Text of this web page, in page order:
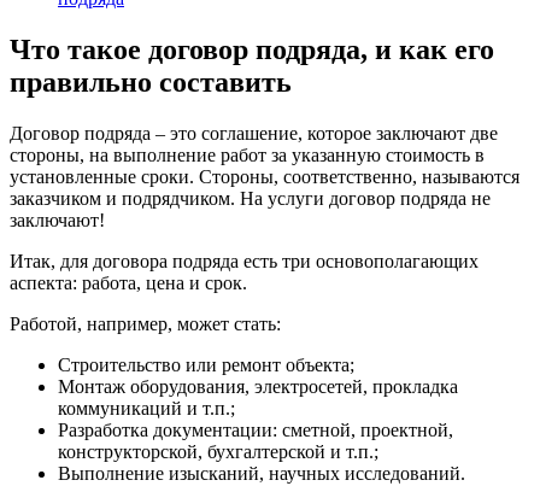
Что такое договор подряда, и как его
правильно составить
Договор подряда – это соглашение, которое заключают две
стороны, на выполнение работ за указанную стоимость в
установленные сроки. Стороны, соответственно, называются
заказчиком и подрядчиком. На услуги договор подряда не
заключают!
Итак, для договора подряда есть три основополагающих
аспекта: работа, цена и срок.
Работой, например, может стать:
Строительство или ремонт объекта;
Монтаж оборудования, электросетей, прокладка
коммуникаций и т.п.;
Разработка документации: сметной, проектной,
конструкторской, бухгалтерской и т.п.;
Выполнение изысканий, научных исследований.